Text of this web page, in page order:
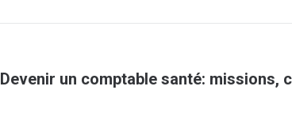
Article
Devenir un comptable santé: missions,